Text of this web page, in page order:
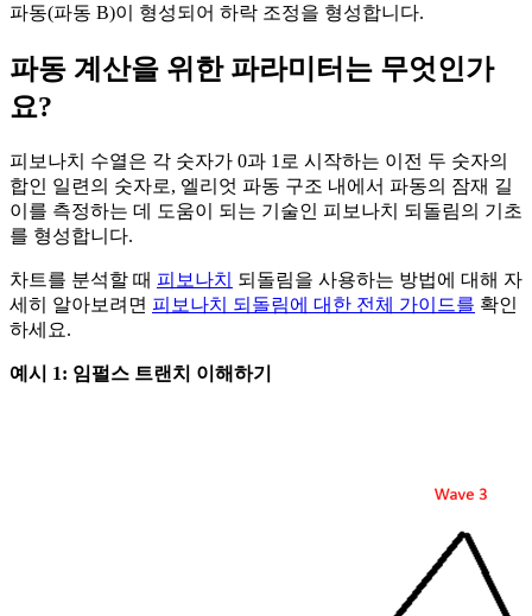
파동(파동 B)이 형성되어 하락 조정을 형성합니다.
파동 계산을 위한 파라미터는 무엇인가
요?
피보나치 수열은 각 숫자가 0과 1로 시작하는 이전 두 숫자의
합인 일련의 숫자로, 엘리엇 파동 구조 내에서 파동의 잠재 길
이를 측정하는 데 도움이 되는 기술인 피보나치 되돌림의 기초
를 형성합니다.
차트를 분석할 때 피보나치
되돌림을 사용하는 방법에 대해 자
세히 알아보려면 피보나치 되돌림에 대한 전체 가이드를 확인
하세요.
예시 1: 임펄스 트랜치 이해하기